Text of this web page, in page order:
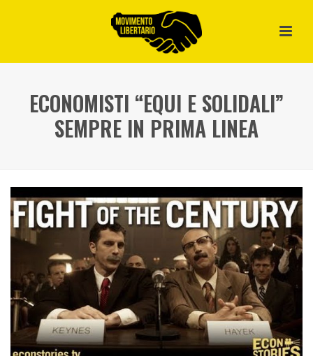
ECONOMISTI “EQUI E SOLIDALI”
SEMPRE IN PRIMA LINEA